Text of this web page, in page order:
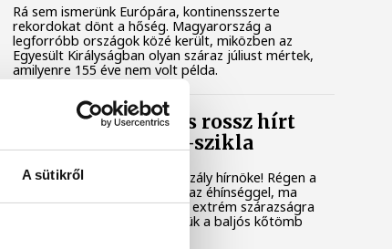
A sütikről
Rá sem ismerünk Európára, kontinensszerte
rekordokat dönt a hőség. Magyarország a
legforróbb országok közé került, miközben az
Egyesült Királyságban olyan száraz júliust mértek,
amilyenre 155 éve nem volt példa.
A múltban és ma is rossz hírt
hoz a dunai Ínség-szikla
Újra kilátszik a Dunából az aszály hírnöke! Régen a
felbukkanása egyet jelentett az éhínséggel, ma
pedig a klímaváltozás okozta extrém szárazságra
hívja fel a figyelmet. Elmeséljük a baljós kőtömb